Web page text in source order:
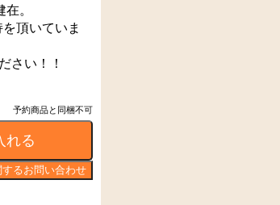
。
頂いていま
さい！！
予約商品と同梱不可